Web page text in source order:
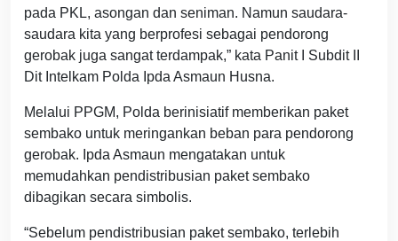
pada PKL, asongan dan seniman. Namun saudara-
saudara kita yang berprofesi sebagai pendorong
gerobak juga sangat terdampak,” kata Panit I Subdit II
Dit Intelkam Polda Ipda Asmaun Husna.
Melalui PPGM, Polda berinisiatif memberikan paket
sembako untuk meringankan beban para pendorong
gerobak. Ipda Asmaun mengatakan untuk
memudahkan pendistribusian paket sembako
dibagikan secara simbolis.
“Sebelum pendistribusian paket sembako, terlebih